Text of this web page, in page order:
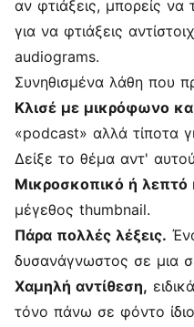
αν φτιάξεις, μπορείς
για να φτιάξεις
audiograms.
Συνηθισμένα λάθη που
Κλισέ με μικρόφωνο
«podcast» αλλά τίποτα
Δείξε το θέμα αντ'
Μικροσκοπικό ή λεπτό
μέγεθος thumbnail.
Πάρα πολλές λέξεις.
δυσανάγνωστος σε μια
Χαμηλή αντίθεση,
τόνο πάνω σε φόντο